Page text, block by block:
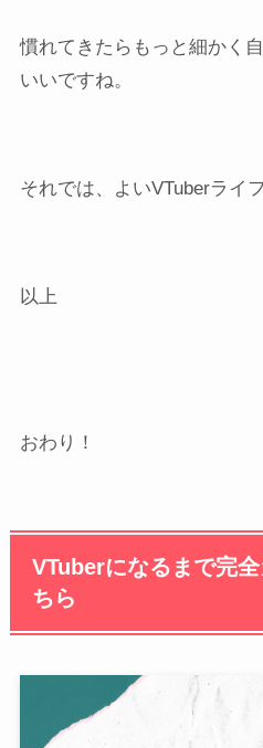
慣れてきたらもっと細かく
いいですね。
それでは、よいVTuberライ
以上
おわり！
VTuberになるまで完
ちら